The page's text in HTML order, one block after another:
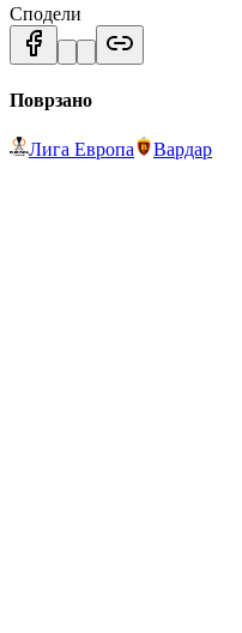
Сподели
Поврзано
Лига Европа Вардар